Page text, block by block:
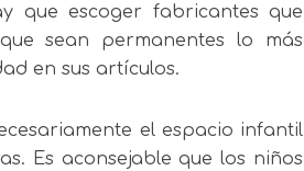
que escoger fabricantes que
sean permanentes lo más
en sus artículos.
el espacio infantil
Es aconsejable que los niños